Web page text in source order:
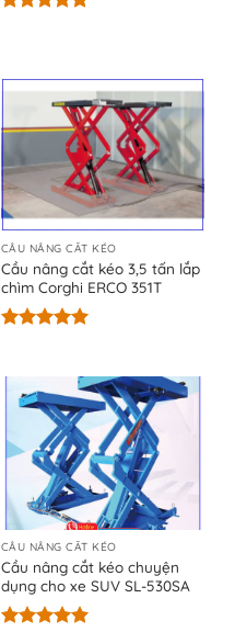
CẦU NÂNG CẮT KÉO
Cầu nâng cắt kéo 3,5 tấn lắp
chìm Corghi ERCO 351T
5 sao
CẦU NÂNG CẮT KÉO
Cầu nâng cắt kéo chuyện
dụng cho xe SUV SL-530SA